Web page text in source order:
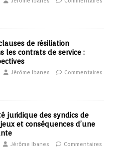
de résiliation
les contrats de service :
Jérôme Ibanes
Commentaires
juridique des syndics de
et conséquences d’une
Jérôme Ibanes
Commentaires